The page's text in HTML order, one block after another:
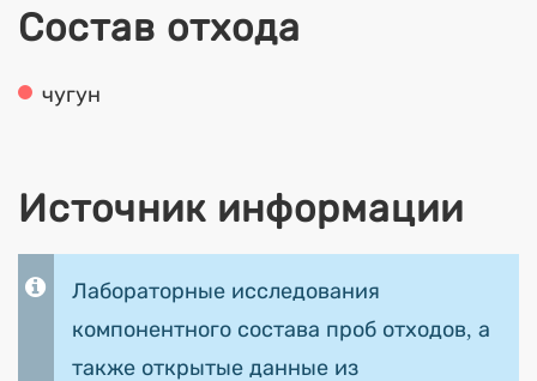
Состав отхода
чугун
Источник информации
Лабораторные исследования
компонентного состава проб отходов, а
также открытые данные из